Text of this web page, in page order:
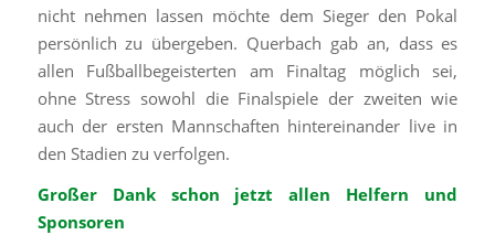
nicht nehmen lassen möchte dem Sieger den Pokal
persönlich zu übergeben. Querbach gab an, dass es
allen Fußballbegeisterten am Finaltag möglich sei,
ohne Stress sowohl die Finalspiele der zweiten wie
auch der ersten Mannschaften hintereinander live in
den Stadien zu verfolgen.
Großer Dank schon jetzt allen Helfern und
Sponsoren